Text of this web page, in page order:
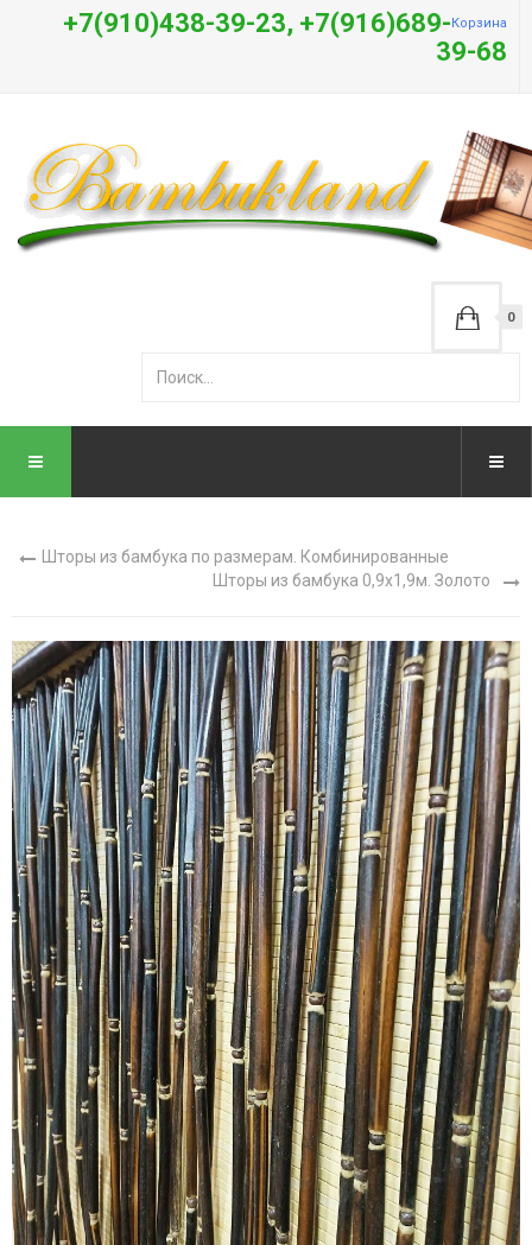
Корзина
+7(910)438-39-23, +7(916)689-
39-68
0
Шторы из бамбука по размерам. Комбинированные
Шторы из бамбука 0,9х1,9м. Золото